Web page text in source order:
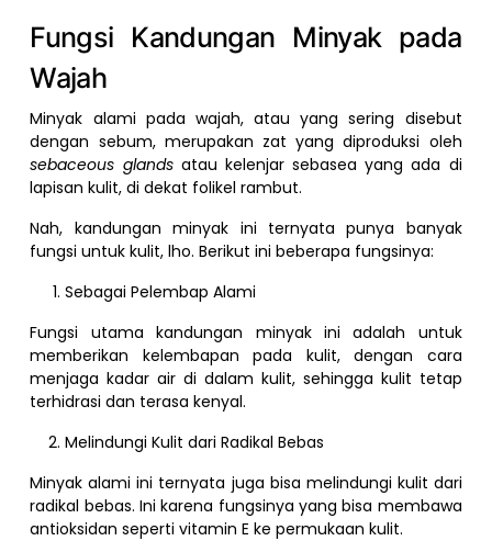
Fungsi Kandungan Minyak pada
Wajah
Minyak alami pada wajah, atau yang sering disebut
dengan sebum, merupakan zat yang diproduksi oleh
sebaceous glandsatau kelenjar sebasea yang ada di
lapisan kulit, di dekat folikel rambut.
Nah, kandungan minyak ini ternyata punya banyak
fungsi untuk kulit, lho. Berikut ini beberapa fungsinya:
Sebagai Pelembap Alami
Fungsi utama kandungan minyak ini adalah untuk
memberikan kelembapan pada kulit, dengan cara
menjaga kadar air di dalam kulit, sehingga kulit tetap
terhidrasi dan terasa kenyal.
Melindungi Kulit dari Radikal Bebas
Minyak alami ini ternyata juga bisa melindungi kulit dari
radikal bebas. Ini karena fungsinya yang bisa membawa
antioksidan seperti vitamin E ke permukaan kulit.